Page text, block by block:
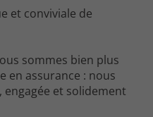
et conviviale de
sommes bien plus
en assurance : nous
et solidement